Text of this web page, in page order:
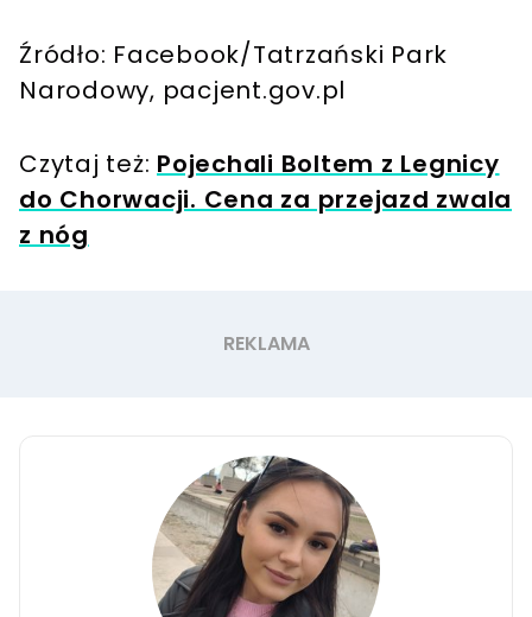
Źródło: Facebook/Tatrzański Park
Narodowy, pacjent.gov.pl
Czytaj też: Pojechali Boltem z Legnicy
do Chorwacji. Cena za przejazd zwala
z nóg